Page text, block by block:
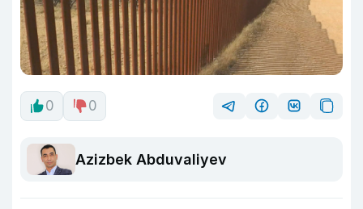
0 0
Azizbek Abduvaliyev